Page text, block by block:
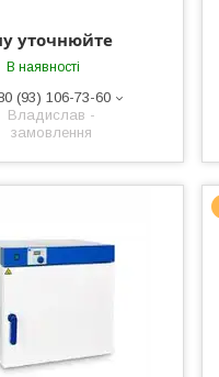
уточнюйте
В наявності
(93) 106-73-60
Владислав -
замовлення